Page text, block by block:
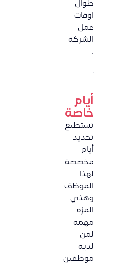
طوال
اوقات
عمل
الشركة
أيام
خاصة
تستطيع
تحديد
أيام
مخصصة
لهذا
الموظف
وهذي
المزه
مهمه
لمن
لديه
موظفين